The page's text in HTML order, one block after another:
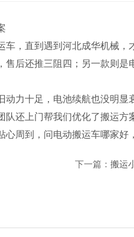
车，直到遇到河北成华机械，
后还推三阻四；另一款则是
动力十足，电池续航也没明显
还上门帮我们优化了搬运方
周到，问电动搬运车哪家好
下一篇：搬运